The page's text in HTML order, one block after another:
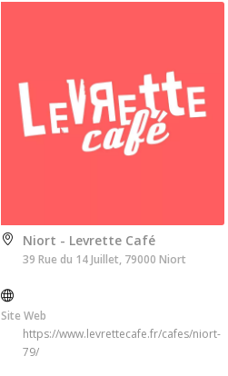
Niort - Levrette Café
39 Rue du 14 Juillet, 79000 Niort
Site Web
https://www.levrettecafe.fr/cafes/niort-
79/